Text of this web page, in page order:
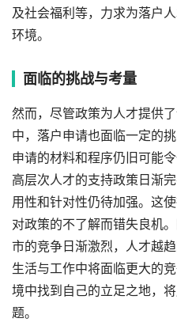
及社会福利等，力求为落户
环境。
面临的挑战与考量
然而，尽管政策为人才提供
中，落户申请也面临一定的
申请的材料和程序仍旧可能
高层次人才的支持政策日渐
用性和针对性仍待加强。这
对政策的不了解而错失良机
市的竞争日渐激烈，人才越
生活与工作中将面临更大的
境中找到自己的立足之地，
题。